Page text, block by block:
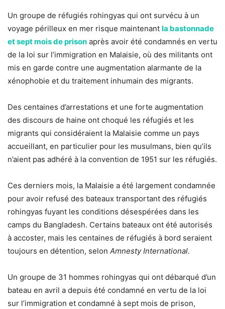
Un groupe de réfugiés rohingyas qui ont survécu à un
voyage périlleux en mer risque maintenant la bastonnade
et sept mois de prison après avoir été condamnés en vertu
de la loi sur l’immigration en Malaisie, où des militants ont
mis en garde contre une augmentation alarmante de la
xénophobie et du traitement inhumain des migrants.
Des centaines d’arrestations et une forte augmentation
des discours de haine ont choqué les réfugiés et les
migrants qui considéraient la Malaisie comme un pays
accueillant, en particulier pour les musulmans, bien qu’ils
n’aient pas adhéré à la convention de 1951 sur les réfugiés.
Ces derniers mois, la Malaisie a été largement condamnée
pour avoir refusé des bateaux transportant des réfugiés
rohingyas fuyant les conditions désespérées dans les
camps du Bangladesh. Certains bateaux ont été autorisés
à accoster, mais les centaines de réfugiés à bord seraient
toujours en détention, selon Amnesty International.
Un groupe de 31 hommes rohingyas qui ont débarqué d’un
bateau en avril a depuis été condamné en vertu de la loi
sur l’immigration et condamné à sept mois de prison,